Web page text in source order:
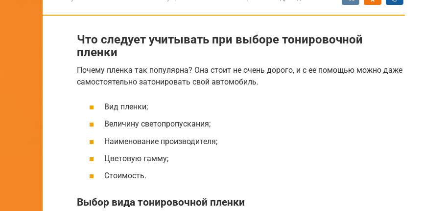
Что следует учитывать при выборе тонировочной
пленки
Почему пленка так популярна? Она стоит не очень дорого, и с ее помощью можно даже
самостоятельно затонировать свой автомобиль.
Вид пленки;
Величину светопропускания;
Наименование производителя;
Цветовую гамму;
Стоимость.
Выбор вида тонировочной пленки